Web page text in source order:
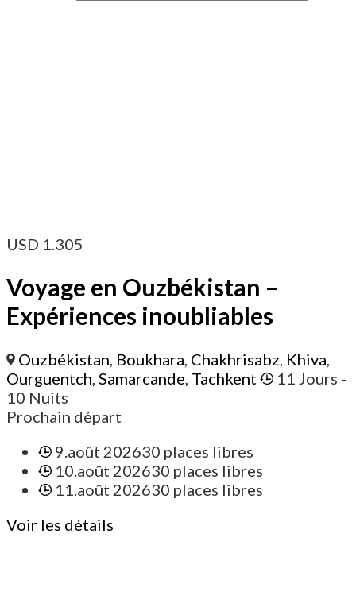
USD 1.305
Voyage en Ouzbékistan –
Expériences inoubliables
Ouzbékistan, Boukhara, Chakhrisabz, Khiva,
Ourguentch, Samarcande, Tachkent 11 Jours -
10 Nuits
Prochain départ
9.août 202630 places libres
10.août 202630 places libres
11.août 202630 places libres
Voir les détails